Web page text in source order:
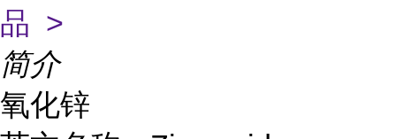
品 >
简介
氧化锌